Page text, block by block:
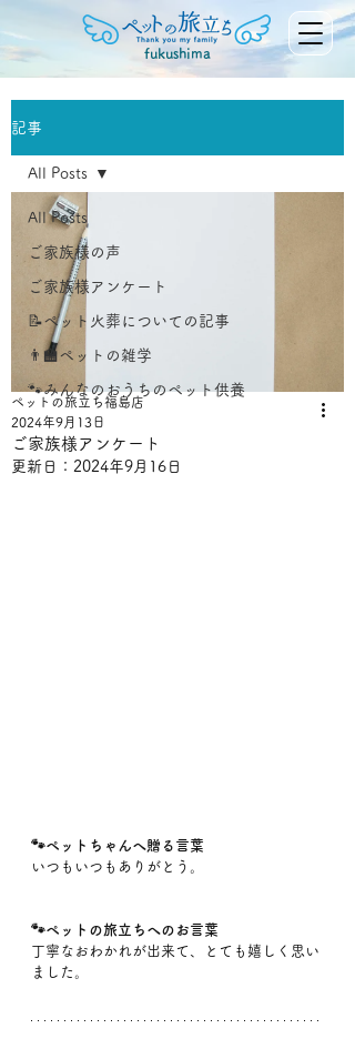
fukushima
記事
All Posts
ご家族様の声
ご家族様アンケート
📝ペット火葬についての記事
👨‍🏫ペットの雑学
🐾みんなのおうちのペット供養
All Posts
ご家族様アンケート
ペットの旅立ち福島店
2024年9月13日
更新日： 2024年9月16日
🐾ペットちゃんへ贈る言葉
いつもいつもありがとう。
🐾ペットの旅立ちへのお言葉
丁寧なおわかれが出来て、とても嬉しく思い
ました。